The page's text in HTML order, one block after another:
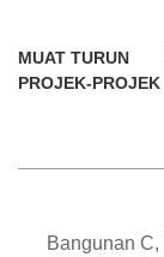
MUAT TURUN
PROJEK-PROJEK
Bangunan